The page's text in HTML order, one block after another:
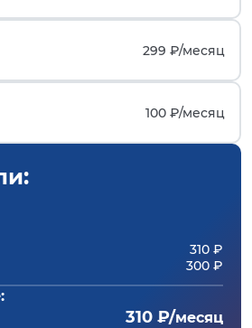
299 ₽/месяц
100 ₽/месяц
310 ₽
300 ₽
310 ₽/месяц